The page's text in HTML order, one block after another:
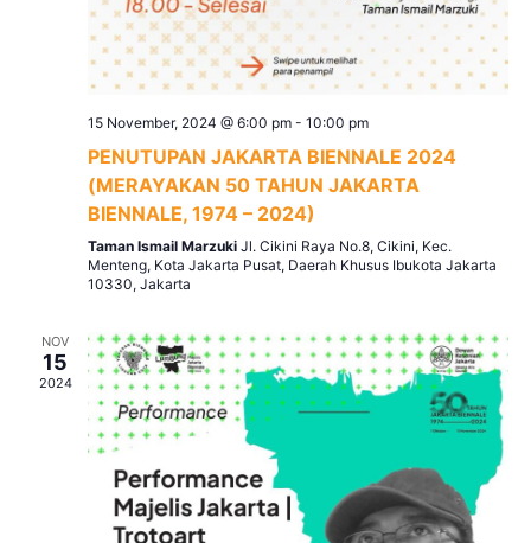
15 November, 2024 @ 6:00 pm- 10:00 pm
PENUTUPAN JAKARTA BIENNALE 2024
(MERAYAKAN 50 TAHUN JAKARTA
BIENNALE, 1974 – 2024)
Taman Ismail Marzuki Jl. Cikini Raya No.8, Cikini, Kec.
Menteng, Kota Jakarta Pusat, Daerah Khusus Ibukota Jakarta
10330, Jakarta
NOV
15
2024